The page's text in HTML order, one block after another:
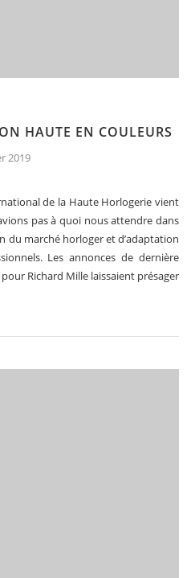
HAUTE EN COULEURS
2019
de la Haute Horlogerie vient
pas à quoi nous attendre dans
marché horloger et d’adaptation
Les annonces de dernière
Richard Mille laissaient présager